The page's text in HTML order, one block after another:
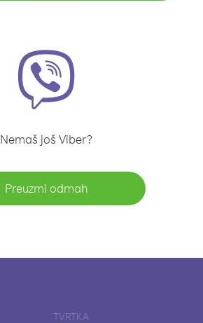
Nemaš još Viber?
Preuzmi odmah
TVRTKA